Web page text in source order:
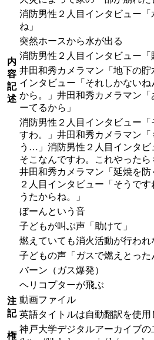
内
容
記
述
消防男性２人目インタビュー
ね」
突然ホースから水が出る
消防男性２人目インタビュー「
井田和秀カメラマン「地下の貯
インタビュー「それしかない
から。」井田和秀カメラマン
ーてるから」
消防男性２人目インタビュー
すわ。」井田和秀カメラマン
う…」消防男性２人目インタビ
そこなんですわ。これやったら
井田和秀カメラマン「延焼を
２人目インタビュー「そうで
うたからね。」
ぼーんという音
子どもが叫ぶ声「助けて」
燃えていても消火活動が行われ
子どもの声「ガスで燃えとった
バーン（ガス爆発）
ヘリコプターが飛ぶ
注
記
動画ファイル
英語タイトルは自動翻訳を使用
権
神戸大学デジタルアーカイブの